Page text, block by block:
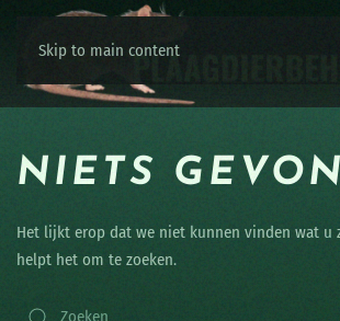
Skip to main content
NIETS
Het lijkt erop dat we niet kunnen vinden wat u
helpt het om te zoeken.